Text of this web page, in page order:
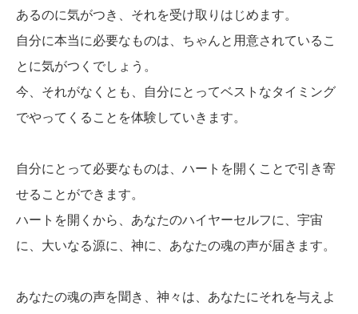
あるのに気がつき、それを受け取りはじめます。
自分に本当に必要なものは、ちゃんと用意されているこ
とに気がつくでしょう。
今、それがなくとも、自分にとってベストなタイミング
でやってくることを体験していきます。
自分にとって必要なものは、ハートを開くことで引き寄
せることができます。
ハートを開くから、あなたのハイヤーセルフに、宇宙
に、大いなる源に、神に、あなたの魂の声が届きます。
あなたの魂の声を聞き、神々は、あなたにそれを与えよ